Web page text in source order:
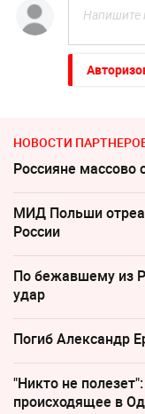
НОВОСТИ
Россияне
МИД Польши
России
По бежавшему из
удар
Погиб Александр
"Никто не
происходящее в